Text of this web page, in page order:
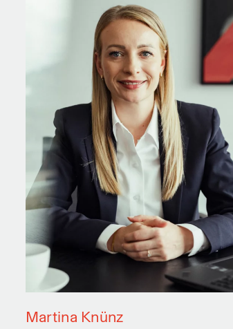
Martina Knünz